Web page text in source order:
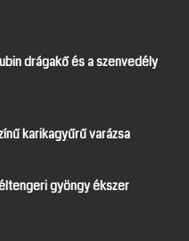
drágakő és a szenvedély
karikagyűrű varázsa
gyöngy ékszer